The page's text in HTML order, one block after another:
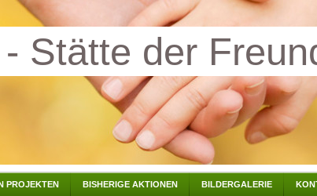
Stätte der
PROJEKTEN BISHERIGE AKTIONEN BILDERGALERIE